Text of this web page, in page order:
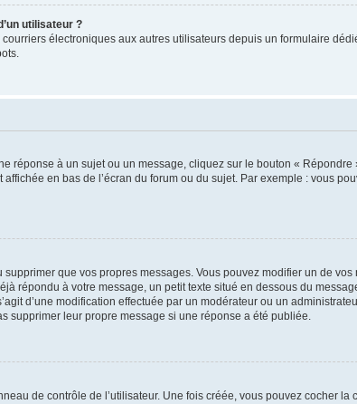
utilisateur ?
électroniques aux autres utilisateurs depuis un formulaire
à un sujet ou un message, cliquez sur le bouton « Répondre
en bas de l’écran du forum ou du sujet. Par exemple : vous
que vos propres messages. Vous pouvez modifier un de
répondu à votre message, un petit texte situé en dessous du
d’une modification effectuée par un modérateur ou un
supprimer leur propre message si une réponse a été publiée.
de contrôle de l’utilisateur. Une fois créée, vous pouvez cocher la